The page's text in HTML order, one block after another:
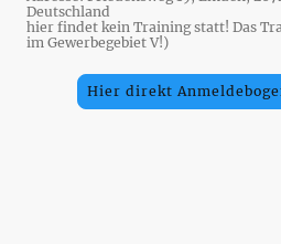
Deutschland
hier findet kein Training statt! Das
im Gewerbegebiet V!)
Hier direkt